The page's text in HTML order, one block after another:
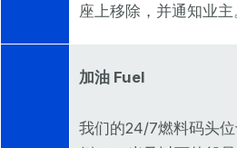
座上移除，并通知业主
加油 Fuel
我们的24/7燃料码头